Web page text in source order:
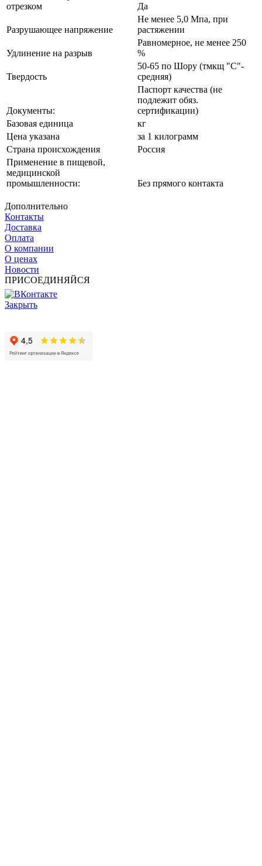
отрезком
Да
Разрушающее напряжение
Не менее 5,0 Мпа, при
растяжении
Удлинение на разрыв
Равномерное, не менее 250
%
Твердость
50-65 по Шору (тмкщ "С"-
средняя)
Документы:
Паспорт качества (не
подлежит обяз.
сертификации)
Базовая единица
кг
Цена указана
за 1 килограмм
Страна происхождения
Россия
Применение в пищевой,
медицинской
промышленности:
Без прямого контакта
Дополнительно
Контакты
Доставка
Оплата
О компании
О ценах
Новости
ПРИСОЕДИНЯЙСЯ
Закрыть